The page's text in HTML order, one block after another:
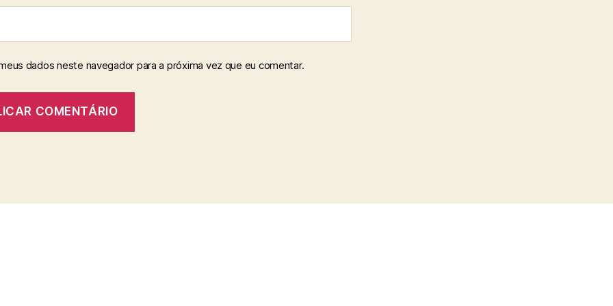
dados neste navegador para a próxima vez que eu comentar.